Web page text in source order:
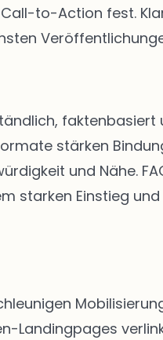
to-Action fest.
faktenbasiert
stärken
und Nähe.
starken Einstieg
Landingpages